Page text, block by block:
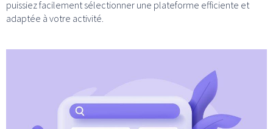
puissiez facilement sélectionner une plateforme efficiente et
adaptée à votre activité.